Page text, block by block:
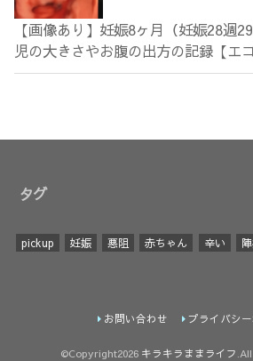
【画像あり】妊娠8ヶ月（妊娠28週
児の大きさやお腹の出方の記録【エ
タグ
pickup 妊娠 悪阻 赤ちゃん 辛い
お問い合わせ プライバシ
©Copyright2026 キラキラままライフ